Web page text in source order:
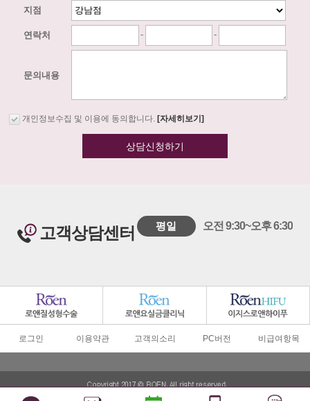
지점
연락처 - -
문의내용
개인정보수집 및 이용에 동의합니다.[자세히보기]
상담신청하기
고객상담센터 평일 오전 9:30~오후 6:30
로그인 이용약관 고객의소리 PC버전 비급여항목